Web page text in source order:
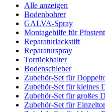
Alle anzeigen
Bodenbohrer
GALVA-Spray
Montagehilfe für
Reparaturlackstift
Reparaturspray
Torrückhalter
Bodenschieber
Zubehör-Set für
Zubehör-Set für kleines
Zubehör-Set für großes
Zubehör-Set für